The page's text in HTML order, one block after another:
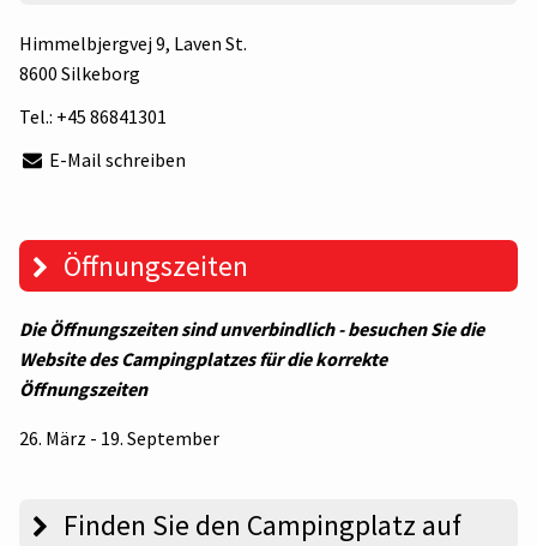
Himmelbjergvej 9, Laven St.
8600 Silkeborg
Tel.: +45 86841301
E-Mail schreiben
Öffnungszeiten
Die Öffnungszeiten sind unverbindlich - besuchen Sie die
Website des Campingplatzes für die korrekte
Öffnungszeiten
26. März - 19. September
Finden Sie den Campingplatz auf